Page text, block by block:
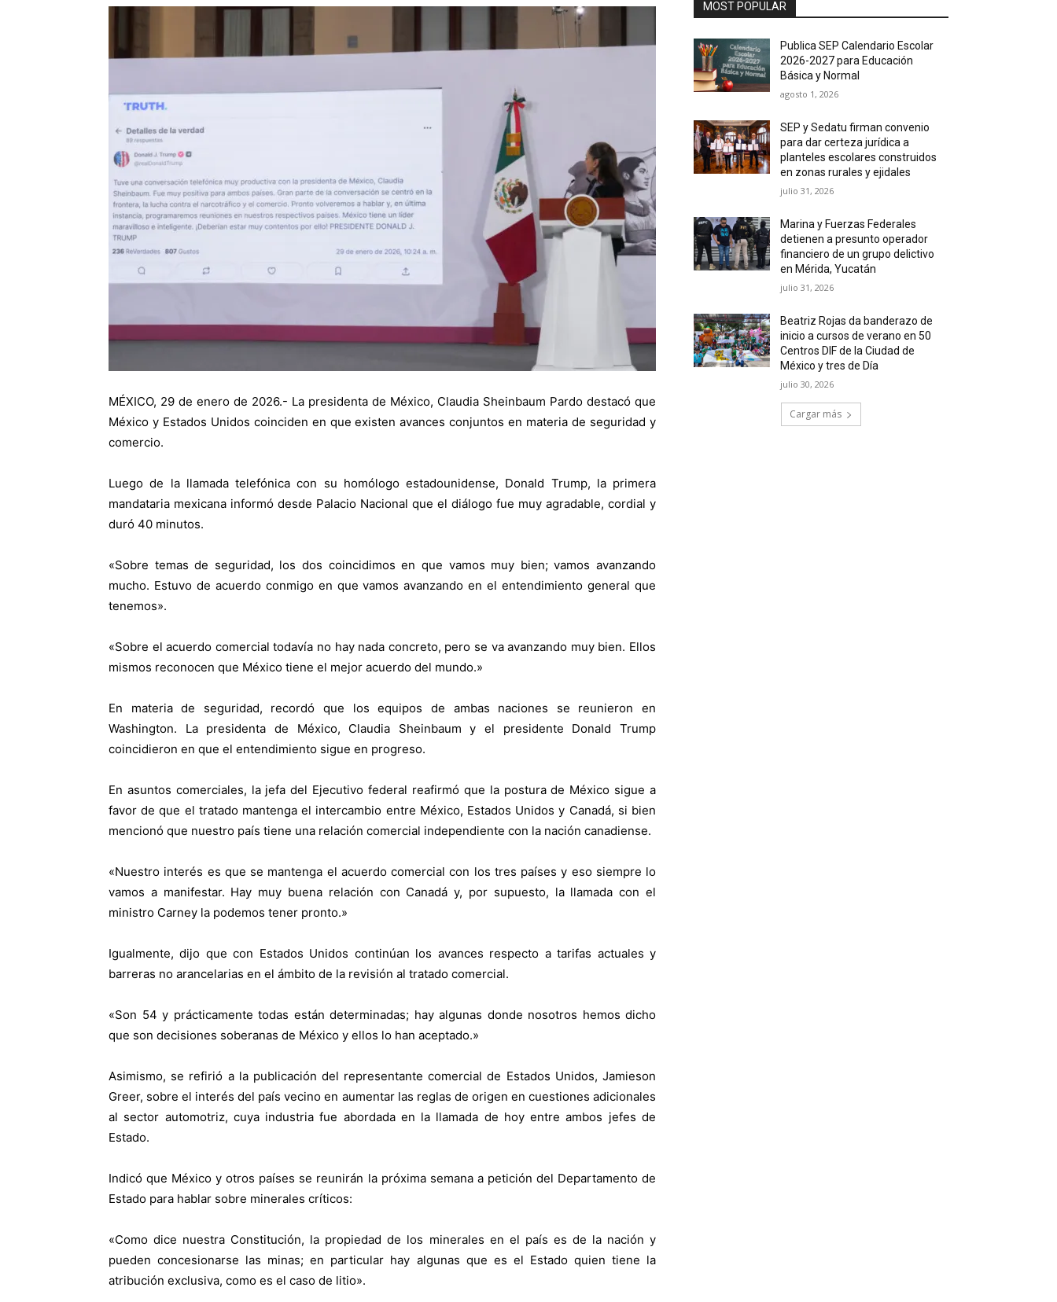
MÉXICO, 29 de enero de 2026.- La presidenta de México, Claudia Sheinbaum Pardo destacó que
México y Estados Unidos coinciden en que existen avances conjuntos en materia de seguridad y
comercio.
Luego de la llamada telefónica con su homólogo estadounidense, Donald Trump, la primera
mandataria mexicana informó desde Palacio Nacional que el diálogo fue muy agradable, cordial y
duró 40 minutos.
«Sobre temas de seguridad, los dos coincidimos en que vamos muy bien; vamos avanzando
mucho. Estuvo de acuerdo conmigo en que vamos avanzando en el entendimiento general que
tenemos».
«Sobre el acuerdo comercial todavía no hay nada concreto, pero se va avanzando muy bien. Ellos
mismos reconocen que México tiene el mejor acuerdo del mundo.»
En materia de seguridad, recordó que los equipos de ambas naciones se reunieron en
Washington. La presidenta de México, Claudia Sheinbaum y el presidente Donald Trump
coincidieron en que el entendimiento sigue en progreso.
En asuntos comerciales, la jefa del Ejecutivo federal reafirmó que la postura de México sigue a
favor de que el tratado mantenga el intercambio entre México, Estados Unidos y Canadá, si bien
mencionó que nuestro país tiene una relación comercial independiente con la nación canadiense.
«Nuestro interés es que se mantenga el acuerdo comercial con los tres países y eso siempre lo
vamos a manifestar. Hay muy buena relación con Canadá y, por supuesto, la llamada con el
ministro Carney la podemos tener pronto.»
Igualmente, dijo que con Estados Unidos continúan los avances respecto a tarifas actuales y
barreras no arancelarias en el ámbito de la revisión al tratado comercial.
«Son 54 y prácticamente todas están determinadas; hay algunas donde nosotros hemos dicho
que son decisiones soberanas de México y ellos lo han aceptado.»
Asimismo, se refirió a la publicación del representante comercial de Estados Unidos, Jamieson
Greer, sobre el interés del país vecino en aumentar las reglas de origen en cuestiones adicionales
al sector automotriz, cuya industria fue abordada en la llamada de hoy entre ambos jefes de
Estado.
Indicó que México y otros países se reunirán la próxima semana a petición del Departamento de
Estado para hablar sobre minerales críticos:
«Como dice nuestra Constitución, la propiedad de los minerales en el país es de la nación y
pueden concesionarse las minas; en particular hay algunas que es el Estado quien tiene la
atribución exclusiva, como es el caso de litio».
MOST POPULAR
Publica SEP Calendario Escolar
2026-2027 para Educación
Básica y Normal
agosto 1, 2026
SEP y Sedatu firman convenio
para dar certeza jurídica a
planteles escolares construidos
en zonas rurales y ejidales
julio 31, 2026
Marina y Fuerzas Federales
detienen a presunto operador
financiero de un grupo delictivo
en Mérida, Yucatán
julio 31, 2026
Beatriz Rojas da banderazo de
inicio a cursos de verano en 50
Centros DIF de la Ciudad de
México y tres de Día
julio 30, 2026
Cargar más